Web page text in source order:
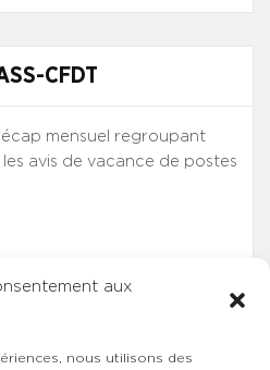
aux
nous utilisons des
CFDT
mensuel regroupant
avis de vacance de postes
CFDT